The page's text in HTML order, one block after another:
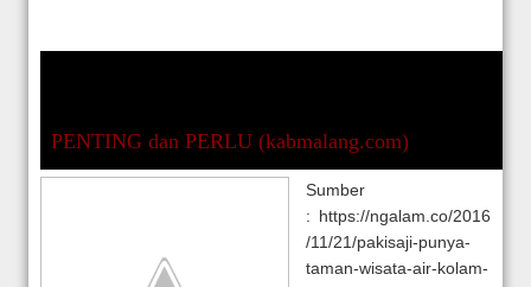
PENTING dan PERLU (kabmalang.com)
Sumber
: https://ngalam.co/2016
/11/21/pakisaji-punya-
taman-wisata-air-kolam-